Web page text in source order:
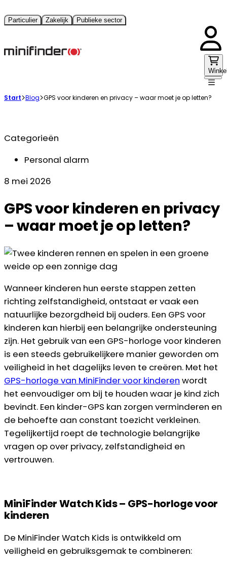
Particulier Zakelijk Publieke sector
Start Blog GPS voor kinderen en privacy – waar moet je op letten?
Categorieën
Personal alarm
8 mei 2026
GPS voor kinderen en privacy
– waar moet je op letten?
Wanneer kinderen hun eerste stappen zetten
richting zelfstandigheid, ontstaat er vaak een
natuurlijke bezorgdheid bij ouders. Een GPS voor
kinderen kan hierbij een belangrijke ondersteuning
zijn. Het gebruik van een GPS-horloge voor kinderen
is een steeds gebruikelijkere manier geworden om
veiligheid in het dagelijks leven te creëren. Met het
GPS-horloge van MiniFinder voor kinderen wordt
het eenvoudiger om bij te houden waar je kind zich
bevindt. Een kinder-GPS kan zorgen verminderen en
de behoefte aan constant toezicht verkleinen.
Tegelijkertijd roept de technologie belangrijke
vragen op over privacy, zelfstandigheid en
vertrouwen.
MiniFinder Watch Kids – GPS-horloge voor
kinderen
De MiniFinder Watch Kids is ontwikkeld om
veiligheid en gebruiksgemak te combineren: